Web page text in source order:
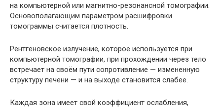
на компьютерной или магнитно-резонансной томографии.
Основополагающим параметром расшифровки
томограммы считается плотность.
Рентгеновское излучение, которое используется при
компьютерной томографии, при прохождении через тело
встречает на своём пути сопротивление — измененную
структуру печени — и на выходе становится слабее.
Каждая зона имеет свой коэффициент ослабления,